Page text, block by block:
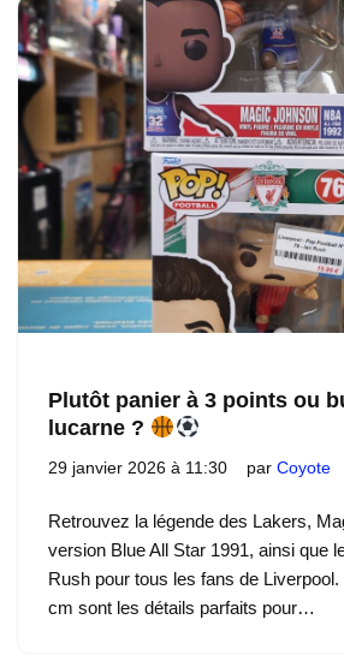
Plutôt panier à 3 points ou
lucarne ?
29 janvier 2026 à 11:30 par Coyote
Retrouvez la légende des Lakers,
version Blue All Star 1991, ainsi que
Rush pour tous les fans de
cm sont les détails parfaits pour…